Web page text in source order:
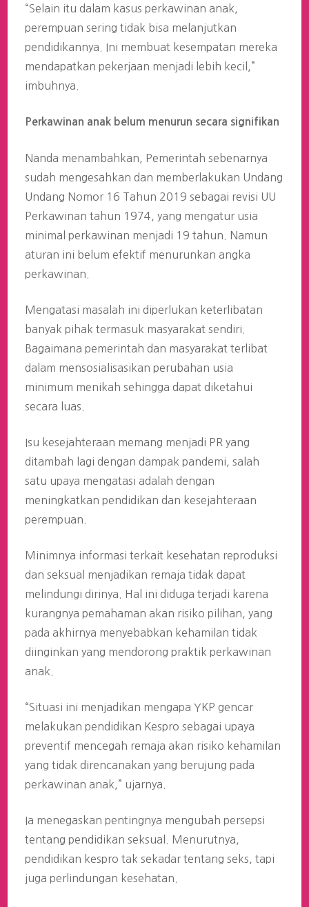
“Selain itu dalam kasus perkawinan anak,
perempuan sering tidak bisa melanjutkan
pendidikannya. Ini membuat kesempatan mereka
mendapatkan pekerjaan menjadi lebih kecil,”
imbuhnya.
Perkawinan anak belum menurun secara signifikan
Nanda menambahkan, Pemerintah sebenarnya
sudah mengesahkan dan memberlakukan Undang
Undang Nomor 16 Tahun 2019 sebagai revisi UU
Perkawinan tahun 1974, yang mengatur usia
minimal perkawinan menjadi 19 tahun. Namun
aturan ini belum efektif menurunkan angka
perkawinan.
Mengatasi masalah ini diperlukan keterlibatan
banyak pihak termasuk masyarakat sendiri.
Bagaimana pemerintah dan masyarakat terlibat
dalam mensosialisasikan perubahan usia
minimum menikah sehingga dapat diketahui
secara luas.
Isu kesejahteraan memang menjadi PR yang
ditambah lagi dengan dampak pandemi, salah
satu upaya mengatasi adalah dengan
meningkatkan pendidikan dan kesejahteraan
perempuan.
Minimnya informasi terkait kesehatan reproduksi
dan seksual menjadikan remaja tidak dapat
melindungi dirinya. Hal ini diduga terjadi karena
kurangnya pemahaman akan risiko pilihan, yang
pada akhirnya menyebabkan kehamilan tidak
diinginkan yang mendorong praktik perkawinan
anak.
“Situasi ini menjadikan mengapa YKP gencar
melakukan pendidikan Kespro sebagai upaya
preventif mencegah remaja akan risiko kehamilan
yang tidak direncanakan yang berujung pada
perkawinan anak,” ujarnya.
Ia menegaskan pentingnya mengubah persepsi
tentang pendidikan seksual. Menurutnya,
pendidikan kespro tak sekadar tentang seks, tapi
juga perlindungan kesehatan.